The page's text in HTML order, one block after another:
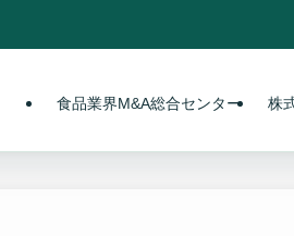
食品業界M&A総合センター 株